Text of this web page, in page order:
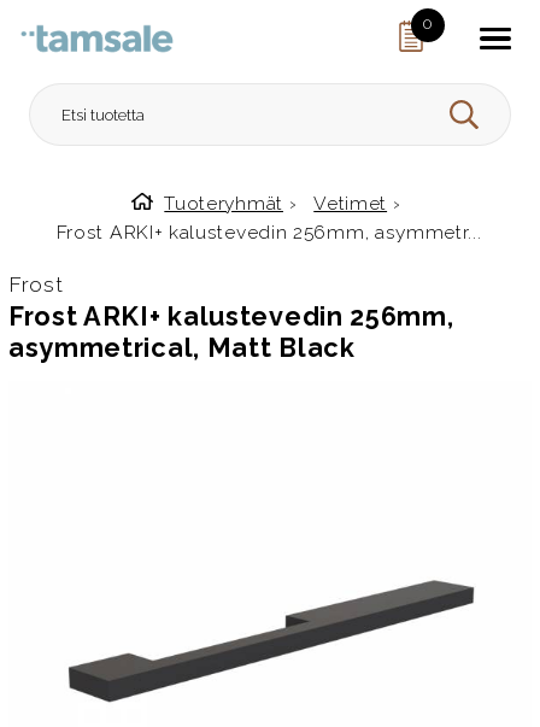
0
HAE
Etusivulle
Tuoteryhmät › Vetimet ›
Frost ARKI+ kalustevedin 256mm, asymmetr...
Frost
Frost ARKI+ kalustevedin 256mm,
asymmetrical, Matt Black